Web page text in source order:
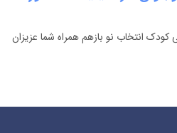
انتخاب نو بازهم همراه شما عزیزان